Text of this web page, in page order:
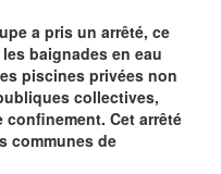
a pris un arrêté, ce
baignades en eau
piscines privées non
collectives,
confinement. Cet arrêté
communes de